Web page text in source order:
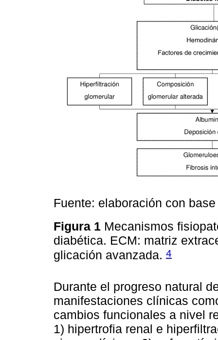
Fuente: elaboración con
Figura 1 Mecanismos
diabética. ECM: matriz
glicación avanzada. 4
Durante el progreso natural
manifestaciones clínicas
cambios funcionales a nivel
1) hipertrofia renal e